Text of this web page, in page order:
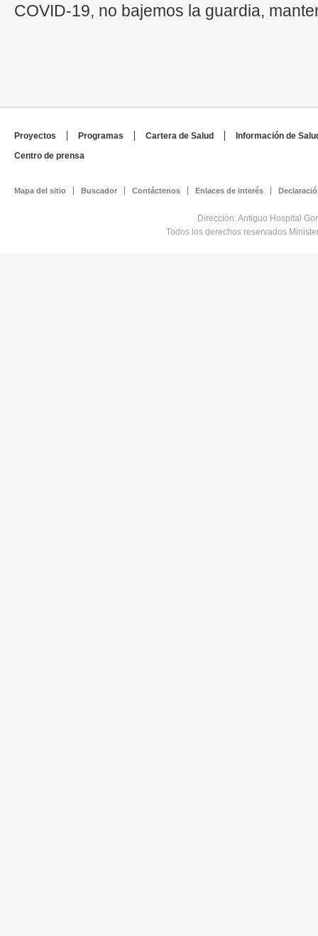
COVID-19, no bajemos la guardia,
Proyectos Programas Cartera de Salud
Información de
Centro de prensa
Mapa del sitio Buscador Contáctenos Enlaces de interés
Dirección: Antiguo Hospital
Todos los derechos reservados